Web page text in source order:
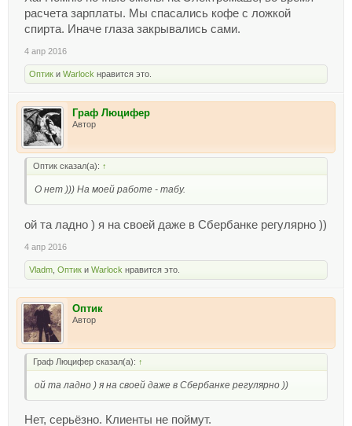
расчета зарплаты. Мы спасались кофе с ложкой
спирта. Иначе глаза закрывались сами.
4 апр 2016
Оптик и Warlock нравится это.
Граф Люцифер
Автор
Оптик сказал(а): ↑
О нет ))) На моей работе - табу.
ой та ладно ) я на своей даже в Сбербанке регулярно ))
4 апр 2016
Vladm Оптик и Warlock нравится это.
Оптик
Автор
Граф Люцифер сказал(а): ↑
ой та ладно ) я на своей даже в Сбербанке регулярно ))
Нет, серьёзно. Клиенты не поймут.